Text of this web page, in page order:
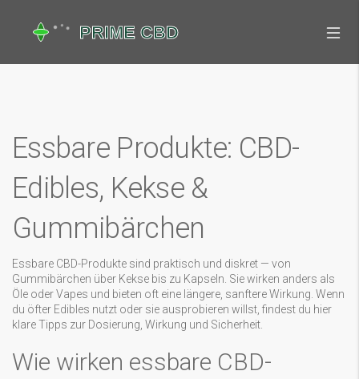
Essbare Produkte: CBD-
Edibles, Kekse &
Gummibärchen
Essbare CBD-Produkte sind praktisch und diskret — von
Gummibärchen über Kekse bis zu Kapseln. Sie wirken anders als
Öle oder Vapes und bieten oft eine längere, sanftere Wirkung. Wenn
du öfter Edibles nutzt oder sie ausprobieren willst, findest du hier
klare Tipps zur Dosierung, Wirkung und Sicherheit.
Wie wirken essbare CBD-